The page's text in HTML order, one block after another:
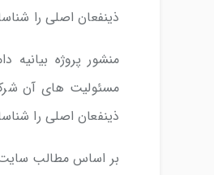
ذینفعان اصلی را
منشور پروژه
مسئولیت های آن
ذینفعان اصلی را
بر اساس مطالب